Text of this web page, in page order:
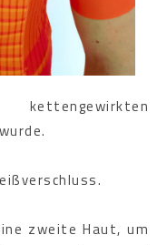
zweite Haut, um